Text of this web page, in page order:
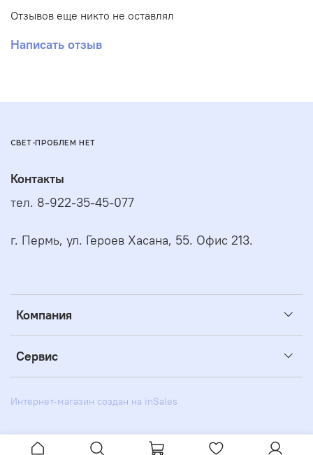
Отзывов еще никто не оставлял
Написать отзыв
СВЕТ-ПРОБЛЕМ НЕТ
Компания
Сервис
Контакты
тел. 8-922-35-45-077
г. Пермь, ул. Героев Хасана, 55. Офис 213.
Интернет-магазин создан на inSales